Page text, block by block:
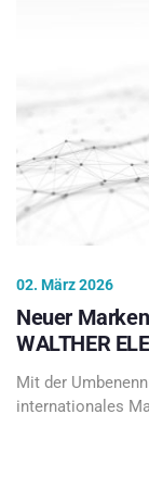
02. März 2026
Neuer
WALTHER
Mit der
internationales